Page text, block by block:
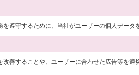
遵守するために、当社がユーザーの個人データ
善することや、ユーザーに合わせた広告等を